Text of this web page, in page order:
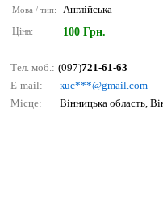
Мова / тип: Англійська
Ціна: 100 Грн.
Тел. моб.: (097)721-61-63
E-mail:
кuс***@gmаil.соm
Місце:
Вінницька область,